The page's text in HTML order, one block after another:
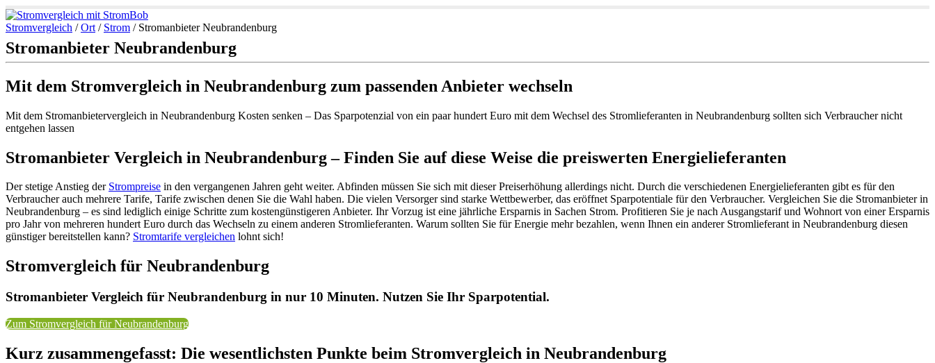
Stromvergleich /Ort / Strom / Stromanbieter Neubrandenburg
Stromanbieter Neubrandenburg
Mit dem Stromvergleich in Neubrandenburg zum passenden Anbieter wechseln
Mit dem Stromanbietervergleich in Neubrandenburg Kosten senken – Das Sparpotenzial von ein paar hundert Euro mit dem Wechsel des Stromlieferanten in Neubrandenburg sollten sich Verbraucher nicht
entgehen lassen
Stromanbieter Vergleich in Neubrandenburg – Finden Sie auf diese Weise die preiswerten Energielieferanten
Der stetige Anstieg der Strompreise in den vergangenen Jahren geht weiter. Abfinden müssen Sie sich mit dieser Preiserhöhung allerdings nicht. Durch die verschiedenen Energielieferanten gibt es für den
Verbraucher auch mehrere Tarife, Tarife zwischen denen Sie die Wahl haben. Die vielen Versorger sind starke Wettbewerber, das eröffnet Sparpotentiale für den Verbraucher. Vergleichen Sie die Stromanbieter in
Neubrandenburg – es sind lediglich einige Schritte zum kostengünstigeren Anbieter. Ihr Vorzug ist eine jährliche Ersparnis in Sachen Strom. Profitieren Sie je nach Ausgangstarif und Wohnort von einer Ersparnis
pro Jahr von mehreren hundert Euro durch das Wechseln zu einem anderen Stromlieferanten. Warum sollten Sie für Energie mehr bezahlen, wenn Ihnen ein anderer Stromlieferant in Neubrandenburg diesen
günstiger bereitstellen kann? Stromtarife vergleichen lohnt sich!
Stromvergleich für Neubrandenburg
Stromanbieter Vergleich für Neubrandenburg in nur 10 Minuten. Nutzen Sie Ihr Sparpotential.
Zum Stromvergleich für Neubrandenburg
Kurz zusammengefasst: Die wesentlichsten Punkte beim Stromvergleich in Neubrandenburg